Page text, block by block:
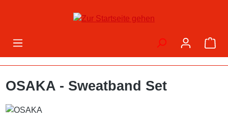
Zum Hauptinhalt springen
OSAKA - Sweatband Set